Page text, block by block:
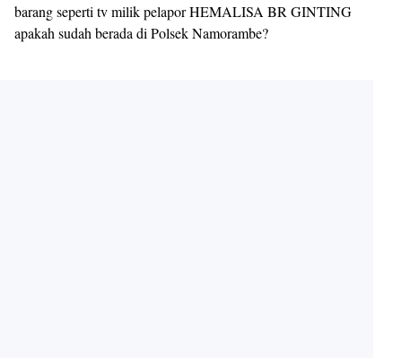
barang seperti tv milik pelapor HEMALISA BR GINTING
apakah sudah berada di Polsek Namorambe?